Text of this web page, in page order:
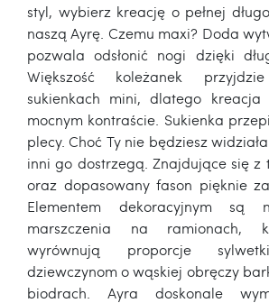
styl, wybierz kreację o pełnej
naszą Ayrę. Czemu maxi? Doda
pozwala odsłonić nogi dzięki
Większość koleżanek
sukienkach mini, dlatego
mocnym kontraście. Sukienka
plecy. Choć Ty nie będziesz
inni go dostrzegą. Znajdujące się z
oraz dopasowany fason pięknie
Elementem dekoracyjnym są
marszczenia na ramionach,
wyrównują proporcje
dziewczynom o wąskiej obręczy
biodrach. Ayra doskonale